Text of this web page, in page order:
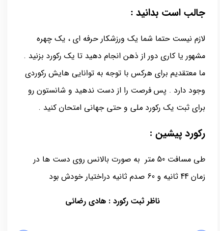
جالب است بدانید :
لازم نیست حتما شما یک ورزشکار حرفه ای ، یک چهره
مشهور یا کاری دور از ذهن انجام دهید تا یک رکورد بزنید .
ما معتقدیم برای هرکس با توجه به توانایی هایش رکوردی
وجود دارد . پس فرصت را از دست ندهید و شانستون رو
برای ثبت یک رکورد ملی و حتی جهانی امتحان کنید .
رکورد پیشین :
طی مسافت 50 متر به صورت بالانس روی دست ها در
زمان 44 ثانیه و 60 صدم ثانیه دراختیار خودش بود
ناظر ثبت رکورد : هادی رضائی